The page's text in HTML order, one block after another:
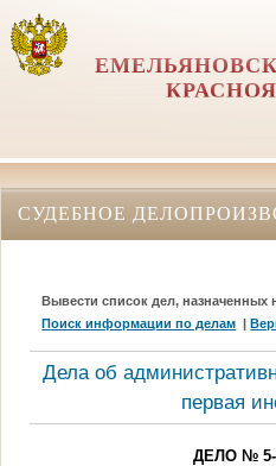
СУДЕБНОЕ
Вывести список дел, назначенных
Поиск информации по делам |
Дела об
первая
ДЕЛО № 5-